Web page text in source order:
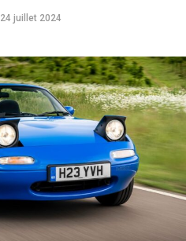
24 juillet 2024